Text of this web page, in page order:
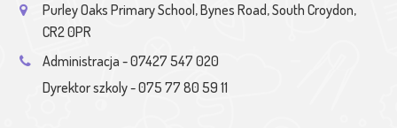
Purley Oaks Primary School, Bynes Road, South Croydon,
CR2 0PR
Administracja - 07427 547 020
Dyrektor szkoly - 075 77 80 59 11